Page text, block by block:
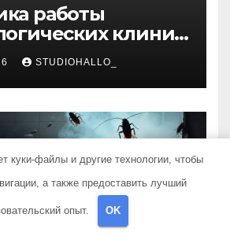
работы
клиник
STUDIOHALLO_
в жилых и
куки-файлы и другие технологии, чтобы
а также предоставить лучший
опыт. OK